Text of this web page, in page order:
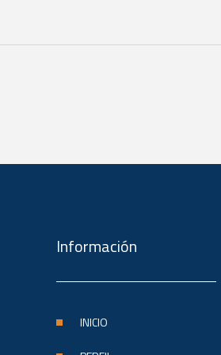
Información
INICIO